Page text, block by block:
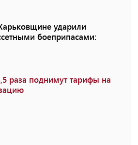
ударили
боеприпасами:
раза поднимут тарифы на